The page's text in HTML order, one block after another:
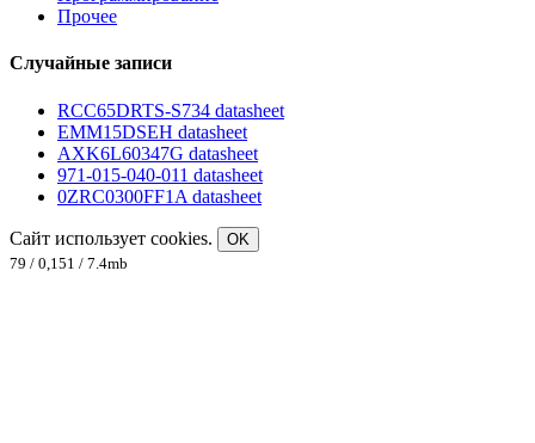
Прочее
Случайные записи
RCC65DRTS-S734 datasheet
EMM15DSEH datasheet
AXK6L60347G datasheet
971-015-040-011 datasheet
0ZRC0300FF1A datasheet
Сайт использует cookies.
OK
79 / 0,151 / 7.4mb